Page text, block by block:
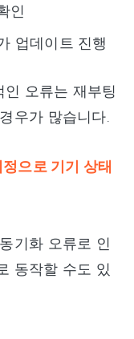
인
업데이트 진행
오류는 재부팅
우가 많습니다.
으로 기기 상태
기화 오류로 인
동작할 수도 있